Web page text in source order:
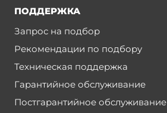
ПОДДЕРЖКА
Запрос на подбор
Рекомендации по подбору
Техническая поддержка
Гарантийное обслуживание
Постгарантийное обслуживание